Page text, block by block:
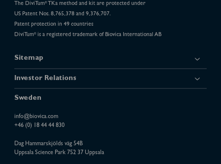
The DiviTum®TKa method and kit are protected under
US Patent Nos. 8,765,378 and 9,376,707.
Patent protection in 49 countries
DiviTum®is a registered trademark of Biovica International AB
Sitemap
Investor Relations
Sweden
info@biovica.com
+46 (0) 18 44 44 830
Dag Hammarskjölds väg 54B
Uppsala Science Park 752 37 Uppsala